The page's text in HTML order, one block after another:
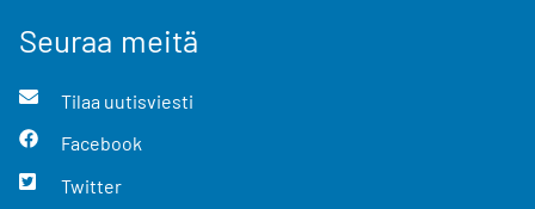
Seuraa meitä
Tilaa uutisviesti
Facebook
Twitter